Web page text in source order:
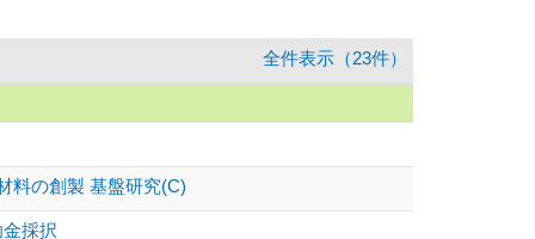
全件表示（23件）
料の創製 基盤研究(C)
採択